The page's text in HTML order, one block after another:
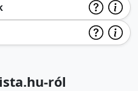
ról